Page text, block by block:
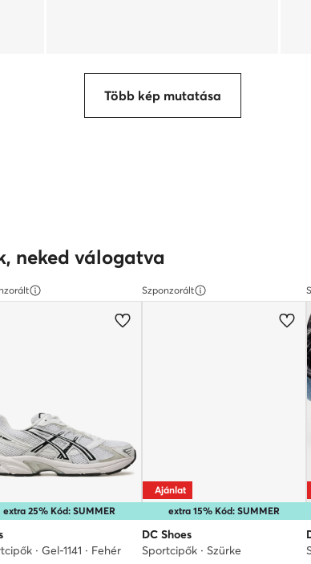
Több kép mutatása
neked válogatva
extra 25% Kód: SUMMER
· Gel-1141 · Fehér
Szponzorált
extra 15% Kód: SUMMER
Ajánlat
DC Shoes
Sportcipők · Szürke